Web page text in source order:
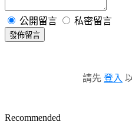
公開留言 私密留言
發佈留言
請先 登入
Recommended